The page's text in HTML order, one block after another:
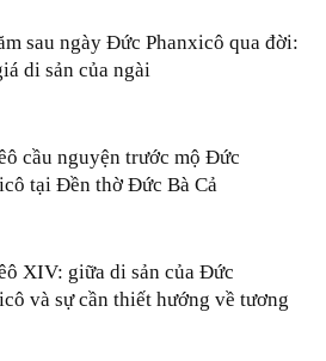
sau ngày Đức Phanxicô qua đời:
di sản của ngài
cầu nguyện trước mộ Đức
tại Đền thờ Đức Bà Cả
XIV: giữa di sản của Đức
và sự cần thiết hướng về tương